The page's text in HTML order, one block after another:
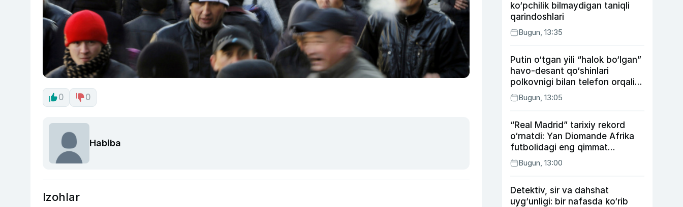
0 0
Habiba
Izohlar
ko‘pchilik bilmaydigan taniqli
qarindoshlari
Bugun, 13:35
Putin o‘tgan yili “halok bo‘lgan”
havo-desant qo‘shinlari
polkovnigi bilan telefon orqali
suhbatlashdi
Bugun, 13:05
“Real Madrid” tarixiy rekord
o‘rnatdi: Yan Diomande Afrika
futbolidagi eng qimmat
transferga aylandi
Bugun, 13:00
Detektiv, sir va dahshat
uyg‘unligi: bir nafasda ko‘rib